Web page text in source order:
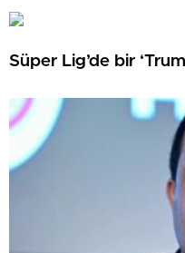
Süper Lig’de bir